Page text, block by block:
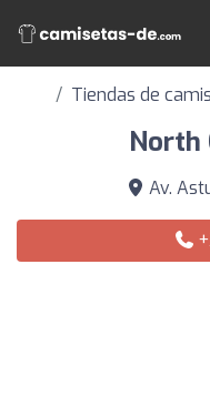
Tiendas de
North
Av.